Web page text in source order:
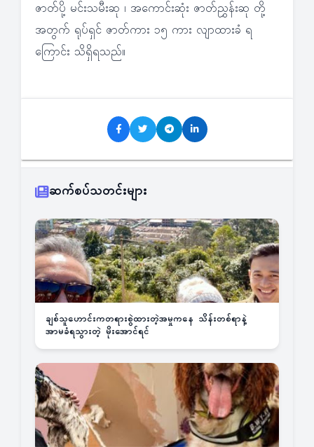
ဇာတ်ပို့ မင်းသမီးဆု ၊ အကောင်းဆုံး ဇာတ်ညွှန်းဆု တို့
အတွက် ရုပ်ရှင် ဇာတ်ကား ၁၅ ကား လျာထားခံ ရ
ကြောင်း သိရှိရသည်။
ဆက်စပ်သတင်းများ
ချစ်သူဟောင်းကတရားစွဲထားတဲ့အမှုကနေ သိန်းတစ်ရာနဲ့
အာမခံရသွားတဲ့ မိုးအောင်ရင်